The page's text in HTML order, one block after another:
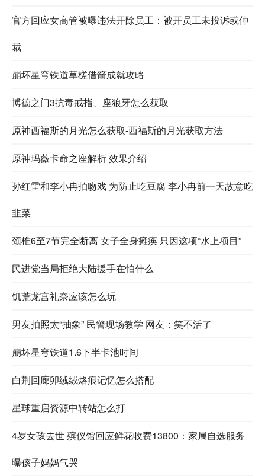
官方回应女高管被曝违法开除员工：被开员工未投诉或仲
裁
崩坏星穹铁道草槎借箭成就攻略
博德之门3抗毒戒指、座狼牙怎么获取
原神西福斯的月光怎么获取-西福斯的月光获取方法
原神玛薇卡命之座解析 效果介绍
孙红雷和李小冉拍吻戏 为防止吃豆腐 李小冉前一天故意吃
韭菜
颈椎6至7节完全断离 女子全身瘫痪 只因这项“水上项目”
民进党当局拒绝大陆援手在怕什么
饥荒龙宫礼奈应该怎么玩
男友拍照太“抽象” 民警现场教学 网友：笑不活了
崩坏星穹铁道1.6下半卡池时间
白荆回廊卯绒绒烙痕记忆怎么搭配
星球重启资源中转站怎么打
4岁女孩去世 殡仪馆回应鲜花收费13800：家属自选服务
曝孩子妈妈气哭